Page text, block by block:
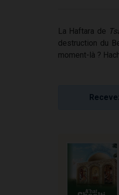
La Haftara de
destruction du
moment-là ?